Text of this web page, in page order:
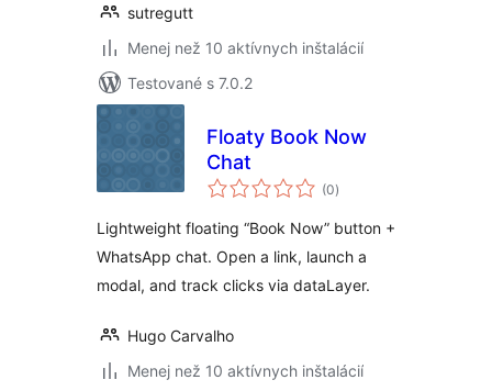
sutregutt
Menej než 10 aktívnych inštalácií
Testované s 7.0.2
Floaty Book Now
Chat
(0celkové
hodnotenie
)
Lightweight floating “Book Now” button +
WhatsApp chat. Open a link, launch a
modal, and track clicks via dataLayer.
Hugo Carvalho
Menej než 10 aktívnych inštalácií